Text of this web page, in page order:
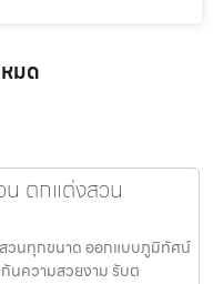
มด
ตกแต่งสวน
วนทุกขนาด ออกแบบภูมิทัศน์
นความสวยงาม รับต